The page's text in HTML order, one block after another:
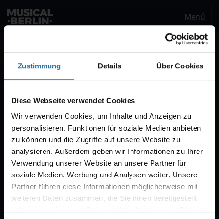
Zustimmung Details Über Cookies
Diese Webseite verwendet Cookies
Wir verwenden Cookies, um Inhalte und Anzeigen zu
personalisieren, Funktionen für soziale Medien anbieten
zu können und die Zugriffe auf unsere Website zu
analysieren. Außerdem geben wir Informationen zu Ihrer
Verwendung unserer Website an unsere Partner für
soziale Medien, Werbung und Analysen weiter. Unsere
Partner führen diese Informationen möglicherweise mit
weiteren Daten zusammen, die Sie ihnen bereitgestellt
haben oder die sie im Rahmen Ihrer Nutzung der Dienste
Menú
Estaremos encantados de enviarle un correo
entradas para "CABARET – Das Berlin-Musical".
Por regla general, la venta comienza con diez
semanas de antelación.